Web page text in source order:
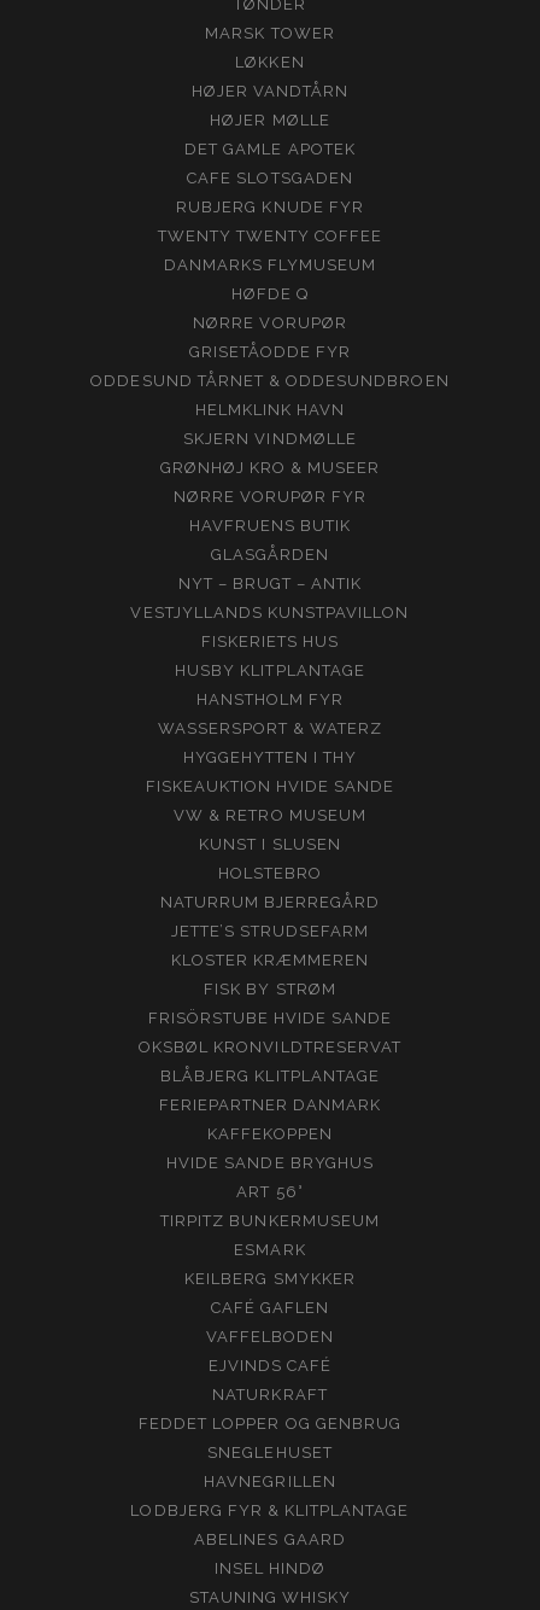
TØNDER
MARSK TOWER
LØKKEN
HØJER VANDTÅRN
HØJER MØLLE
DET GAMLE APOTEK
CAFE SLOTSGADEN
RUBJERG KNUDE FYR
TWENTY TWENTY COFFEE
DANMARKS FLYMUSEUM
HØFDE Q
NØRRE VORUPØR
GRISETÅODDE FYR
ODDESUND TÅRNET & ODDESUNDBROEN
HELMKLINK HAVN
SKJERN VINDMØLLE
GRØNHØJ KRO & MUSEER
NØRRE VORUPØR FYR
HAVFRUENS BUTIK
GLASGÅRDEN
NYT – BRUGT – ANTIK
VESTJYLLANDS KUNSTPAVILLON
FISKERIETS HUS
HUSBY KLITPLANTAGE
HANSTHOLM FYR
WASSERSPORT & WATERZ
HYGGEHYTTEN I THY
FISKEAUKTION HVIDE SANDE
VW & RETRO MUSEUM
KUNST I SLUSEN
HOLSTEBRO
NATURRUM BJERREGÅRD
JETTE’S STRUDSEFARM
KLOSTER KRÆMMEREN
FISK BY STRØM
FRISÖRSTUBE HVIDE SANDE
OKSBØL KRONVILDTRESERVAT
BLÅBJERG KLITPLANTAGE
FERIEPARTNER DANMARK
KAFFEKOPPEN
HVIDE SANDE BRYGHUS
ART 56°
TIRPITZ BUNKERMUSEUM
ESMARK
KEILBERG SMYKKER
CAFÉ GAFLEN
VAFFELBODEN
EJVINDS CAFÉ
NATURKRAFT
FEDDET LOPPER OG GENBRUG
SNEGLEHUSET
HAVNEGRILLEN
LODBJERG FYR & KLITPLANTAGE
ABELINES GAARD
INSEL HINDØ
STAUNING WHISKY